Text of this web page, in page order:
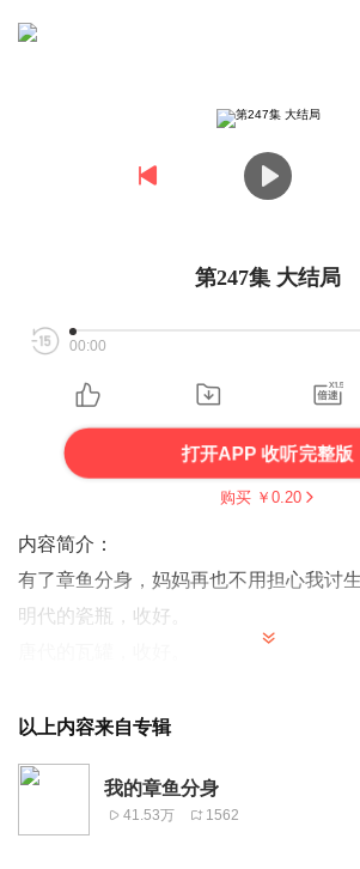
第247集 大结局
00:00
打开APP 收听完整版
购买 ￥ 0.20
内容简介：
有了章鱼分身，妈妈再也不用担心我讨
明代的瓷瓶，收好。
作者：
甘蔗奶爸，黑岩网签约作者，其代表作
道蛮子，有声小说演播者，演播作品《
以上内容来自专辑
我的章鱼分身
41.53万 1562